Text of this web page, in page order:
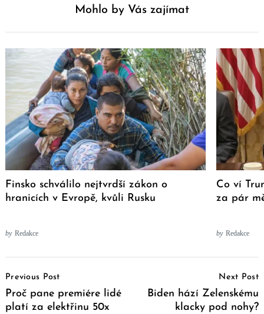
Mohlo by Vás zajímat
Finsko schválilo nejtvrdší zákon o
hranicích v Evropě, kvůli Rusku
by Redakce
Co ví
za pár
by Redakce
Navigation
Previous Post
Proč pane premiére lidé
platí za elektřinu 50x
Next Post
Biden hází Zelenskému
klacky pod nohy?